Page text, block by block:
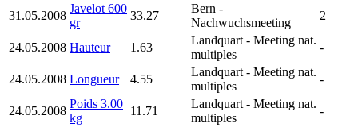
31.05.2008
Javelot 600
gr
33.27
Bern -
Nachwuchsmeeting
2
24.05.2008 Hauteur 1.63
Landquart - Meeting nat.
multiples
-
24.05.2008 Longueur 4.55
Landquart - Meeting nat.
multiples
-
24.05.2008
Poids 3.00
kg
11.71
Landquart - Meeting nat.
multiples
-